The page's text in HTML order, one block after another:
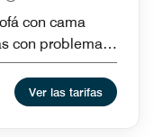
con cama
con problemas
con
y bañera
Ver las tarifas